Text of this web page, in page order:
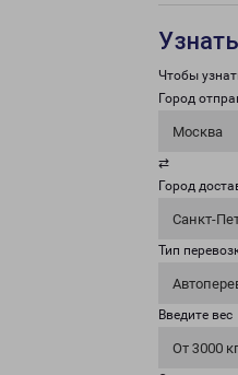
Чтобы
Город
Москва
⇄
Город
Санкт-
Тип
Введите вес
От 3000 кг